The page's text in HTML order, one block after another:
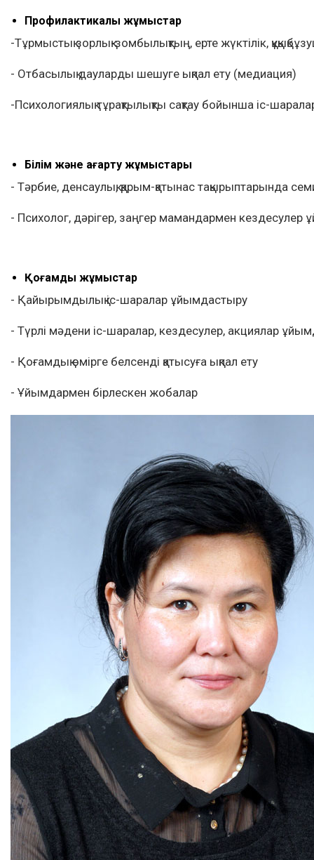
Профилактикалық жұмыстар
-Тұрмыстық зорлық-зомбылықтың, ерте жүктілік,
- Отбасылық дауларды шешуге ықпал ету (медиация)
-Психологиялық тұрақтылықты сақтау бойынша іс-
Білім және ағарту жұмыстары
- Тәрбие, денсаулық, қарым-қатынас тақырыптарында
- Психолог, дәрігер, заңгер мамандармен кездесулер
Қоғамдық жұмыстар
- Қайырымдылық іс-шаралар ұйымдастыру
- Түрлі мәдени іс-шаралар, кездесулер, акциялар
- Қоғамдық өмірге белсенді қатысуға ықпал ету
- Ұйымдармен бірлескен жобалар